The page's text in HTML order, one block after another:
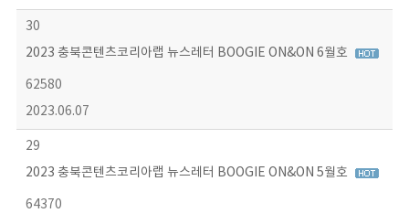
30
2023 충북콘텐츠코리아랩 뉴스레터 BOOGIE ON&ON 6월호
62580
2023.06.07
29
2023 충북콘텐츠코리아랩 뉴스레터 BOOGIE ON&ON 5월호
64370